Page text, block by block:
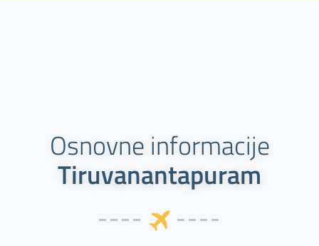
Osnovne informacije
Tiruvanantapuram